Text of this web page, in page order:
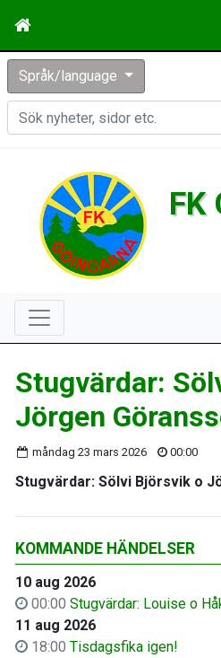
Språk/language
FK
KOMMANDE HÄNDELSER
10 aug 2026
00:00 Stugvärdar: Louise o
11 aug 2026
18:00 Tisdagsfika igen!
Stugvärdar:
Jörgen
måndag 23 mars 2026 00:00
Stugvärdar: Sölvi Björsvik o